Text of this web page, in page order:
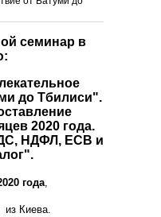
семинар в
до Тбилиси".
2020 года.
НДФЛ, ЕСВ и
года,
из Киева.